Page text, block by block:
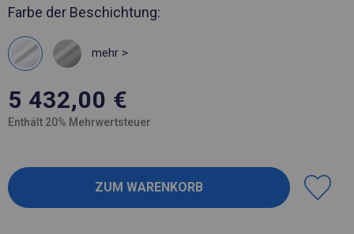
Farbe der Beschichtung:
mehr >
5 432,00 €
Enthält 20% Mehrwertsteuer